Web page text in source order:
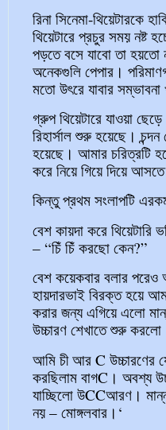
রিনা সিনেমা-থিয়েটারকে
থিয়েটারে প্রচুর সময় নষ্ট
পড়তে বসে যাবো তা হয়তো
অনেকগুলি পেপার।
মতো উৎরে যাবার
গ্রুপ থিয়েটারে যাওয়া
রিহার্সাল শুরু হয়েছে।
হয়েছে। আমার চরিত্রটি
করে নিয়ে গিয়ে দিয়ে
কিন্তু প্রথম সংলাপটি
বেশ কায়দা করে থিয়েটারি
– “চিঁ চিঁ করছো কেন?”
বেশ কয়েকবার বলার
হায়দারভাই বিরক্ত হয়ে
করার জন্য এগিয়ে এলো
উচ্চারণ শেখাতে শুরু
আমি চী আর C উচ্চারণের
করছিলাম বাগC। অবশ্য
যাচ্ছিলো উCCআরণ।
নয় – মোঙ্গলবার।‘